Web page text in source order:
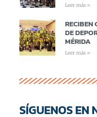
Leer más »
RECIBEN
DE
MÉRIDA
Leer más »
SÍGUENOS EN